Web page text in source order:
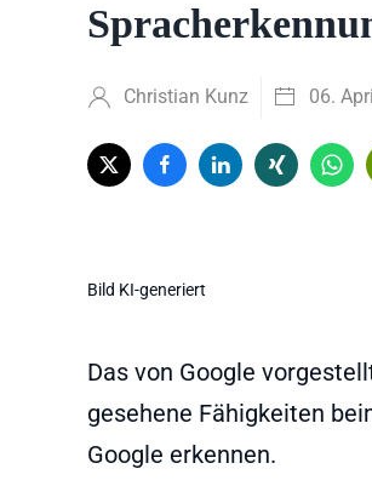
Christian Kunz 06.
Bild KI-generiert
Das von Google
gesehene Fähigkeiten
Google erkennen.